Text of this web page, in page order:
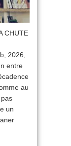
CHUTE
2026,
entre
au
un